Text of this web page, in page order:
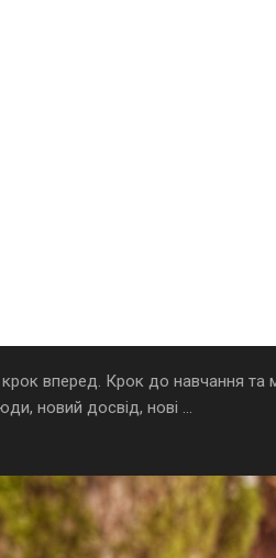
вперед. Крок до навчання та
новий досвід, нові ...